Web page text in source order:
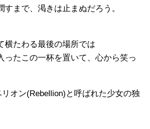
すまで、渇きは止まぬだろう。
横たわる最後の場所では
ったこの一杯を置いて、心から笑っ
オン(Rebellion)と呼ばれた少女の独